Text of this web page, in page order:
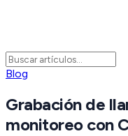
Blog
Grabación de
monitoreo con